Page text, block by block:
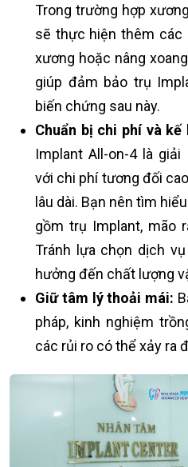
Trong trường hợp
sẽ thực hiện thêm các
xương hoặc nâng
giúp đảm bảo trụ
biến chứng sau này.
Chuẩn bị chi phí và
Implant All-on-4 là
với chi phí tương đối
lâu dài. Bạn nên tìm
gồm trụ Implant, mão
Tránh lựa chọn dịch
hưởng đến chất lượng
Giữ tâm lý thoải mái:
pháp, kinh nghiệm
các rủi ro có thể xảy ra